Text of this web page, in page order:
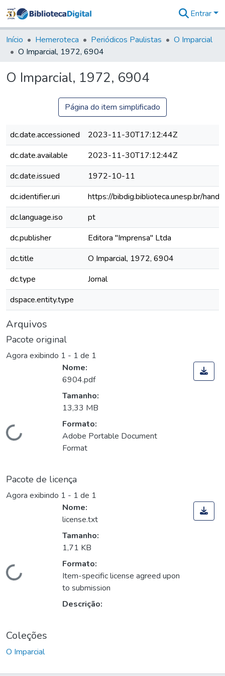
&
Coleções
Tudo na
Digital
Entrar
Início Hemeroteca Periódicos Paulistas
O Imparcial
O Imparcial, 1972, 6904
O Imparcial, 1972, 6904
Página do item simplificado
dc.date.accessioned
2023-11-30T17:12:44Z
dc.date.available
2023-11-30T17:12:44Z
dc.date.issued
1972-10-11
dc.identifier.uri
https://bibdig.biblioteca.unesp.br/
dc.language.iso
pt
dc.publisher
Editora "Imprensa" Ltda
dc.title
O Imparcial, 1972, 6904
dc.type
Jornal
dspace.entity.type
Arquivos
Pacote original
Agora exibindo 1 - 1 de 1
Carregando...
Nome:
6904.pdf
Tamanho:
13,33 MB
Formato:
Adobe Portable Document
Format
Pacote de licença
Agora exibindo 1 - 1 de 1
Carregando...
Nome:
license.txt
Tamanho:
1,71 KB
Formato:
Item-specific license agreed upon
to submission
Descrição:
Coleções
O Imparcial